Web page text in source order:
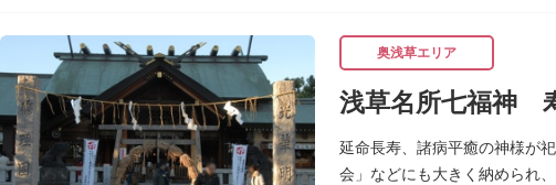
奥浅草エリア
浅草名所七福神
延命長寿、諸病平癒の神様が
会」などにも大きく納められ